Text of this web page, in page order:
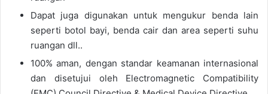
Dapat juga digunakan untuk mengukur benda lain
seperti botol bayi, benda cair dan area seperti suhu
ruangan dll..
100% aman, dengan standar keamanan internasional
dan disetujui oleh Electromagnetic Compatibility